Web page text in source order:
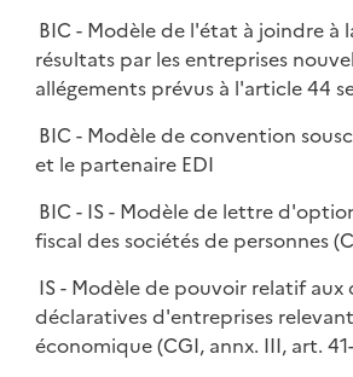
BIC - Modèle de l'état à joindre à
résultats par les entreprises
allégements prévus à l'article 44
BIC - Modèle de convention
et le partenaire EDI
BIC - IS - Modèle de lettre
fiscal des sociétés de personnes
IS - Modèle de pouvoir relatif aux
déclaratives d'entreprises
économique (CGI, annx. III, art.